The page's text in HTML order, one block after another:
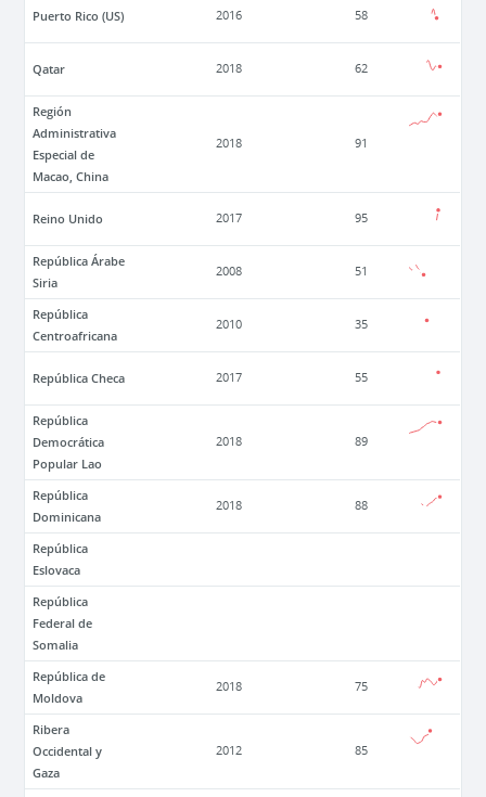
Puerto Rico (US) 2016 58
Qatar 2018 62
Región
Administrativa
Especial de
Macao, China
2018 91
Reino Unido 2017 95
República Árabe
Siria
2008 51
República
Centroafricana
2010 35
República Checa 2017 55
República
Democrática
Popular Lao
2018 89
República
Dominicana
2018 88
República
Eslovaca
República
Federal de
Somalia
República de
Moldova
2018 75
Ribera
Occidental y
Gaza
2012 85